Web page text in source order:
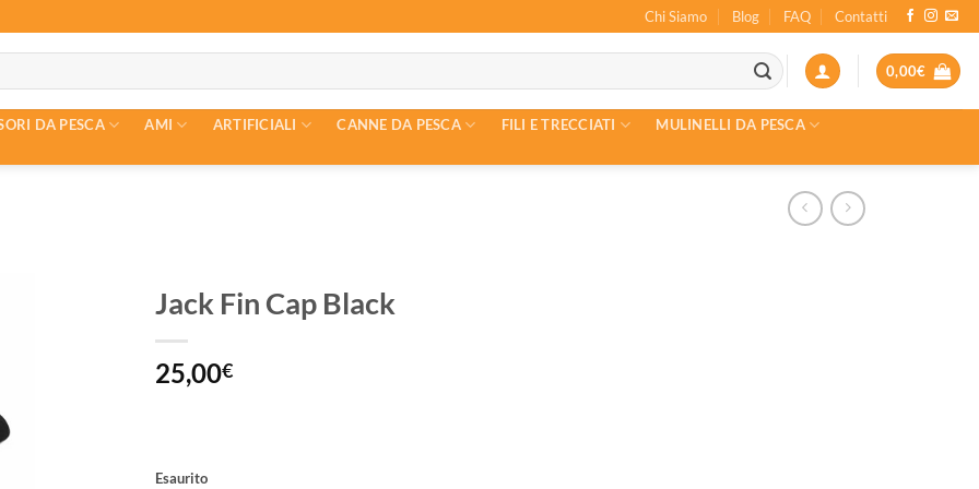
Chi Siamo Blog FAQ Contatti
0,00€
DA PESCA AMI ARTIFICIALI CANNE DA PESCA FILI E TRECCIATI
MULINELLI DA PESCA
Jack Fin Cap Black
25,00€
Esaurito